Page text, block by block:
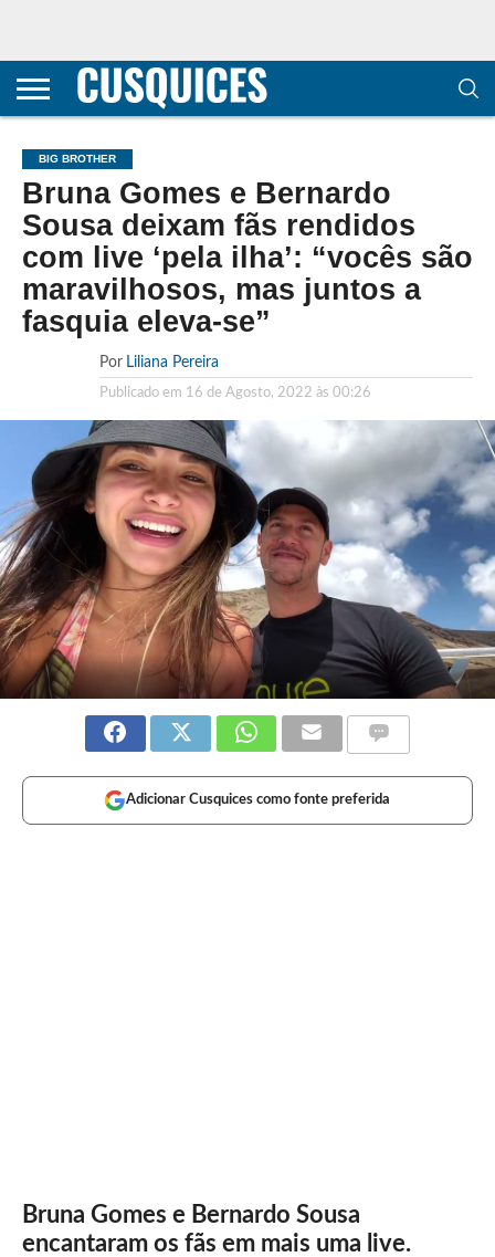
CONTACTOS
HOME
POLÍTICA DE
E COOKIES
SOBRE
TERMOS E
TRANSPARÊNCIA
METODOLOGIA
BIG BROTHER
Bruna Gomes e Bernardo
Sousa deixam fãs rendidos
com live ‘pela ilha’: “vocês são
maravilhosos, mas juntos a
fasquia eleva-se”
Por Liliana Pereira
Publicado em 16 de Agosto, 2022 às 00:26
Adicionar Cusquices como fonte preferida
Bruna Gomes e Bernardo Sousa
encantaram os fãs em mais uma live.